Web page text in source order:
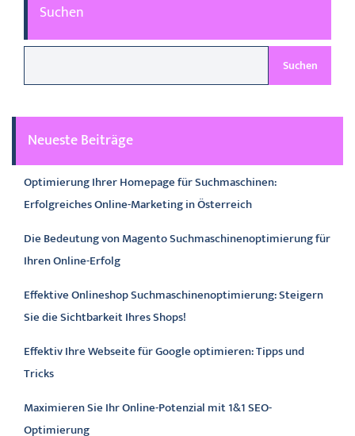
Suchen
Suchen
Neueste Beiträge
Optimierung Ihrer Homepage für Suchmaschinen:
Erfolgreiches Online-Marketing in Österreich
Die Bedeutung von Magento Suchmaschinenoptimierung für
Ihren Online-Erfolg
Effektive Onlineshop Suchmaschinenoptimierung: Steigern
Sie die Sichtbarkeit Ihres Shops!
Effektiv Ihre Webseite für Google optimieren: Tipps und
Tricks
Maximieren Sie Ihr Online-Potenzial mit 1&1 SEO-
Optimierung